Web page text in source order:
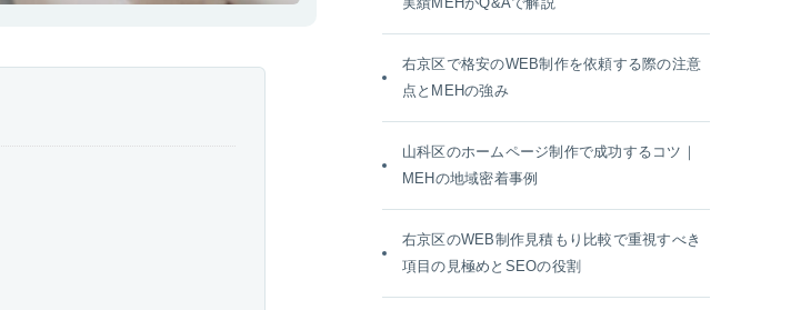
右京区で格安のWEB制作を依頼する際の注意
点とMEHの強み
山科区のホームページ制作で成功するコツ｜
MEHの地域密着事例
右京区のWEB制作見積もり比較で重視すべき
項目の見極めとSEOの役割